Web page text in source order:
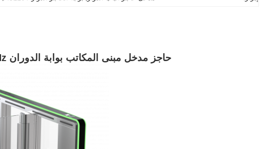
حاجز مدخل مبنى المكاتب بوابة الدوران AC220V 50Hz مكافحة التداخل